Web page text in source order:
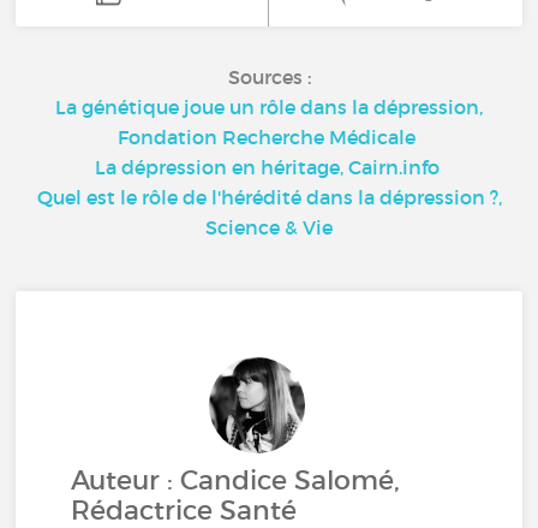
Sources :
La génétique joue un rôle dans la dépression,
Fondation Recherche Médicale
La dépression en héritage, Cairn.info
Quel est le rôle de l'hérédité dans la dépression ?,
Science & Vie
Auteur : Candice Salomé,
Rédactrice Santé